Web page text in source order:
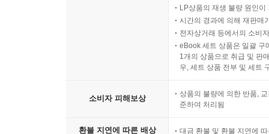
LP상품의 재생 불량 원인
시간의 경과에 의해 재판매
전자상거래 등에서의 소비
eBook 세트 상품은 일괄 구
1개의 상품으로 취급 및 판
우, 세트 상품 전부 및 세트
소비자 피해보상
상품의 불량에 의한 반품,
준하여 처리됨
환불 지연에 따른 배상 대금 환불 및 환불 지연에